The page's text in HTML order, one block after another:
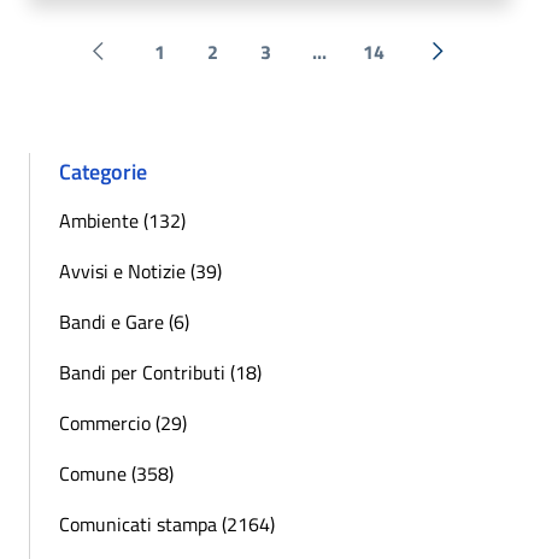
Pagina precedente
1 2 3 ... 14 Successiva
Categorie
Ambiente (132)
Avvisi e Notizie (39)
Bandi e Gare (6)
Bandi per Contributi (18)
Commercio (29)
Comune (358)
Comunicati stampa (2164)